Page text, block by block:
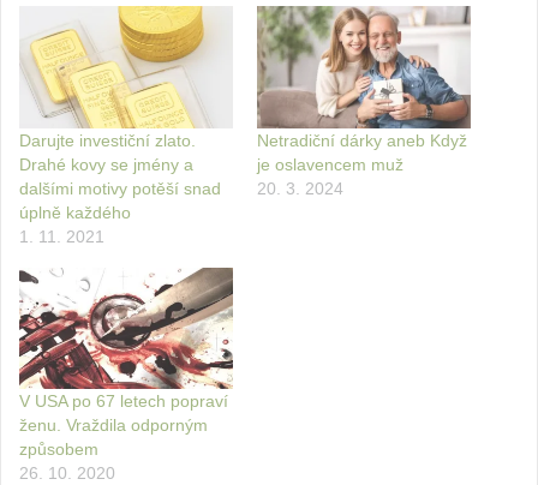
Darujte investiční zlato.
Drahé kovy se jmény a
dalšími motivy potěší snad
úplně každého
1. 11. 2021
Netradiční dárky aneb Když
je oslavencem muž
20. 3. 2024
V USA po 67 letech popraví
ženu. Vraždila odporným
způsobem
26. 10. 2020